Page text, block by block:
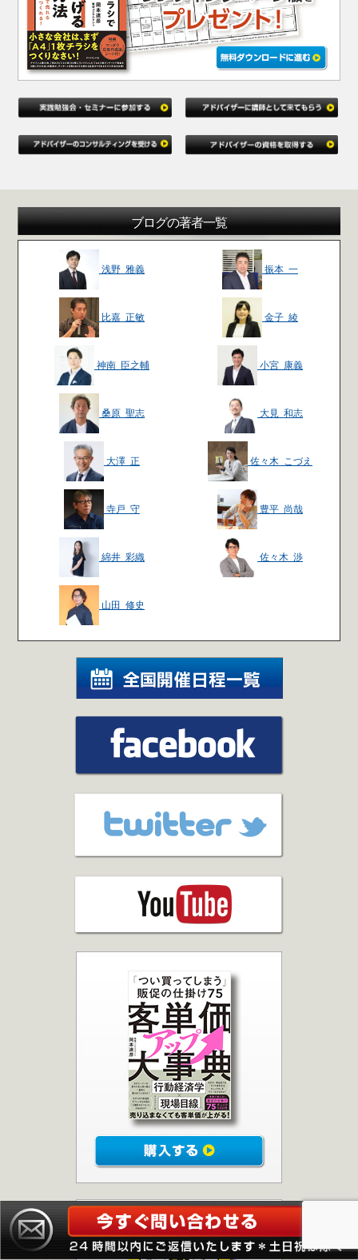
ブログの著者一覧
浅野 雅義 振本 一
比嘉 正敏 金子 綾
神南 臣之輔 小宮 康義
桑原 聖志 大見 和志
大澤 正 佐々木 こづえ
寺戸 守 豊平 尚哉
綿井 彩織 佐々木 渉
山田 修史